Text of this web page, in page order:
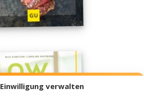
Einwilligung verwalten